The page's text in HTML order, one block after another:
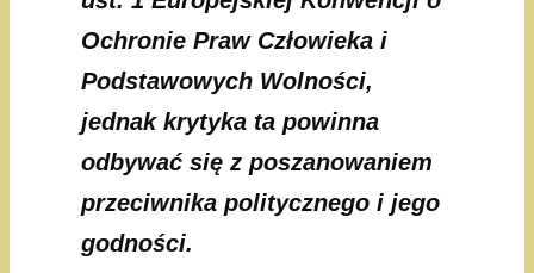
Ochronie Praw Człowieka i
Podstawowych Wolności,
jednak krytyka ta powinna
odbywać się z poszanowaniem
przeciwnika politycznego i jego
godności.